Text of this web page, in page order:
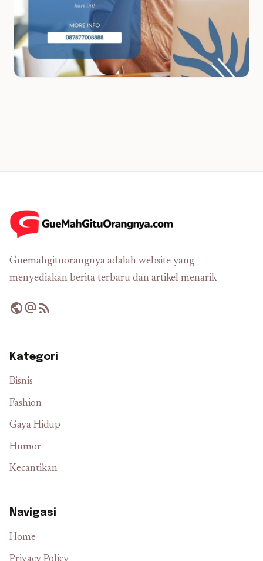
Guemahgituorangnya adalah website yang
menyediakan berita terbaru dan artikel menarik
publicalternate_emailrss_feed
Kategori
Bisnis
Fashion
Gaya Hidup
Humor
Kecantikan
Navigasi
Home